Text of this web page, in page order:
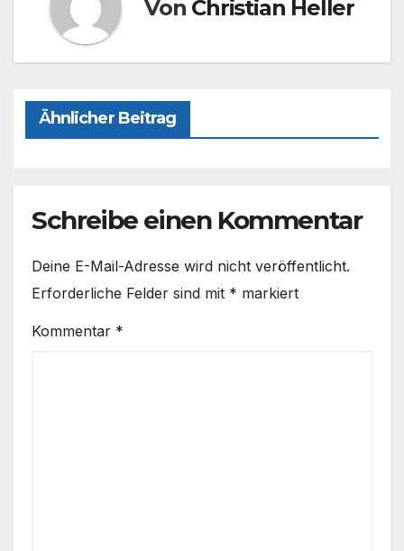
o
k
n
Von Christian Heller
Ähnlicher Beitrag
Schreibe einen Kommentar
Deine E-Mail-Adresse wird nicht veröffentlicht.
Erforderliche Felder sind mit * markiert
Kommentar *